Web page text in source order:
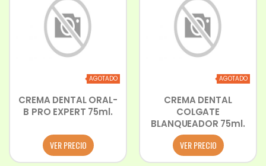
AGOTADO
CREMA DENTAL ORAL-
B PRO EXPERT 75ml.
VER PRECIO
AGOTADO
CREMA DENTAL
COLGATE
BLANQUEADOR 75ml.
VER PRECIO